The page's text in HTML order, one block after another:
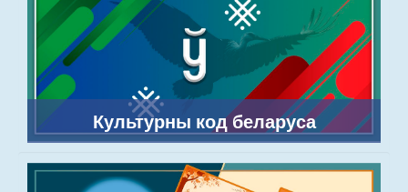
Культурны код беларуса